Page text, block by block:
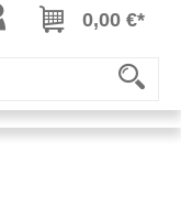
0 artículos en tu lista de
0,00 €*